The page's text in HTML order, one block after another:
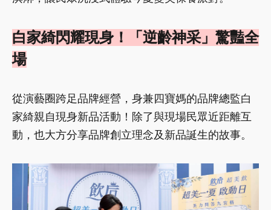
白家綺閃耀現身！「逆齡神采」驚豔全
場
從演藝圈跨足品牌經營，身兼四寶媽的品牌總監白
家綺親自現身新品活動！除了與現場民眾近距離互
動，也大方分享品牌創立理念及新品誕生的故事。